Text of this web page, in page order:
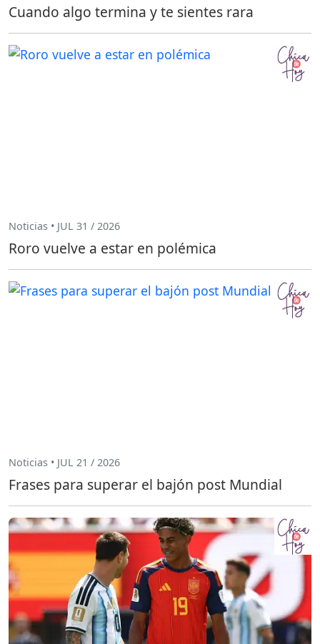
Cuando algo termina y te sientes rara
Noticias • JUL 31 / 2026
Roro vuelve a estar en polémica
Noticias • JUL 21 / 2026
Frases para superar el bajón post Mundial